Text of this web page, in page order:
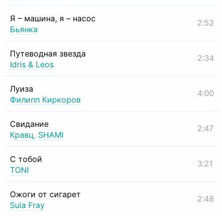
Я – машина, я – насос
Бьянка
2:52
Путеводная звезда
Idris & Leos
2:34
Луиза
Филипп Киркоров
4:00
Свидание
Кравц, SHAMI
2:47
С тобой
TONI
3:21
Ожоги от сигарет
Sula Fray
2:48